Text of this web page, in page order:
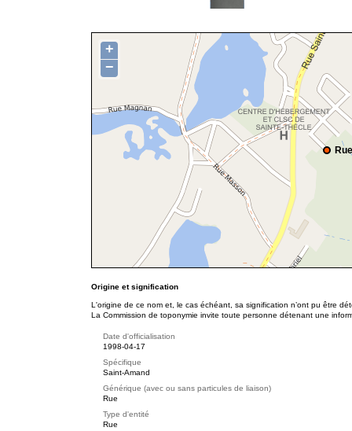
+
−
Origine et signification
L'origine de ce nom et, le cas échéant, sa signification n’ont pu être
La Commission de toponymie invite toute personne détenant une
Date d'officialisation
1998-04-17
Spécifique
Saint-Amand
Générique (avec ou sans particules de liaison)
Rue
Type d'entité
Rue